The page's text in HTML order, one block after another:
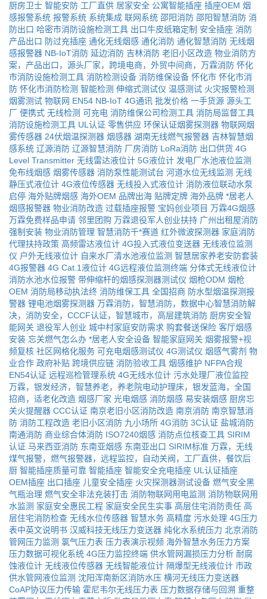
厨房卫士 智能安防 工厂直供 居家安全 公寓智能插座 插座OEM 烟
感报警系统 报警系统 系统集成 联网系统 邵阳消防 邵阳智慧消防 消
防出口 哈密市消防设施检测工具 出口牛皮纸箱定制 安全插座 消防
产品出口 防过充插座 通化无线烟感 通化消防 通化智慧消防 无线烟
感报警器 NB-IoT消防 延边消防 吉林消防 老旧小区改造 物业消防方
案，产品出口，源头厂家，跨境电商，外贸中间商，万霖消防 怀化
市消防设施检测工具 消防检测设备 消防维保设备 怀化市 怀化市消
防 怀化市消防检测 智能检测 伸缩式测试仪 温感测试 火灾报警检测
烟雾测试 物联网 EN54 NB-IoT 4G通讯 批发价格 一手货源 源头工
厂 便携式 无线检测 可充电 消防维保公司检测工具 消防局监督工具
消防设施检测工具 UL认证 零售供应 环保认证烟雾探测器 物联网烟
雾传感器 24伏烟温探测器 烟感器 湖南无线燃气报警器 吉林智慧烟
感系统 辽源消防 辽源智慧消防 厂房消防 LoRa消防 出口供货 4G
Level Transmitter 无线雷达液位计 5G液位计 发电厂水池液位监测
免布线烟感 烟雾传感器 消防泵性能测试台 河道水位无线监测 无线
静压式液位计 4G液位传感器 无线投入式液位计 消防液位联动水泵
启停 海外贴牌烟感 海外OEM 品牌出海 贴牌定牌 海外品牌 *居老人
烟感报警器 物业消防改造 过载插座报警 宝妈创业项目 万霖4G烟感
万霖免费样品申请 邻里团购 万霖退役军人创业扶持 广州出租屋消防
强制安装 物业消防管理 智慧消防千*赛道 红外微波探测器 家庭消防
代理扶持政策 高频雷达液位计 4G投入式液位变送器 无线液位监测
仪 户外无线液位计 自来水厂清水池液位监测 智慧居家养老安防套装
4G报警器 4G Cat.1液位计 4G远程液位监测终端 分体式无线液位计
消防水池水位报警 带伸缩杆的烟感探测器测试仪 烟枪ODM 烟枪
OEM 消防局移动执法终 消防维保工具 全国招商 防水型烟温探测报
警器 锂电池烟雾探测器 万霖消防，智慧消防，数据中心智慧消防解
决，消防安全，CCCF认证，智慧城市，高层建筑消防 厨房安全智
能网关 退役军人创业 城中村家庭安防需求 购套餐送保险 客厅烟感
安装 忘关燃气怎么办 *居老人安全设备 智能家庭网关 烟雾报警+视
频复核 社区网格化服务 可充电烟感测试仪 4G测试仪 烟感气雾剂 物
业合作 政府补贴 跨境供应链 消防验收工具 烟感维护 NFPA合规
EN54认证 远程巡检管理系统 4G无线水位计 污水处理厂液位监控
万霖，银发经济，智慧养老，养老院电动护理床，银发蓝海，全国
招商，适老化改造 烟感厂家 光电烟感 消防烟感 易安装烟感 厨房忘
关火提醒器 CCC认证 南京老旧小区消防改造 南京消防 南京智慧消
防 消防工程改造 老旧小区消防 九小场所 4G消防 3C认证 盐城消防
南通消防 商业综合体消防 ISO7240烟感 消防点位核查工具 SIRIM
认证 马来西亚消防 东南亚烟感 东南亚出口 SIRIM标准 万霖，无线
煤气报警，燃气报警器，远程监控，自动关阀，工厂直供，餐饮后
厨 智能插座质量可靠 智能插座 智能安全充电插座 UL认证插座
OEM插座 出口插座 儿童安全插座 火灾探测器测试设备 燃气安全黑
气瓶治理 燃气安全非法充装打击 消防物联网用电监测 消防物联网用
水监测 家庭安全惠民工程 家庭安全民生实事 高层住宅消防责任 高
层住宅消防检查 无线水位传感器 智慧水务 高精度 污水处理 4G压力
表中英文说明书 汉威科技无线压力变送器 纯化水系统压力 北京消防
管网压力监测 氯气压力表 压力表演示视频 海外智慧水务压力方案
压力数据可视化系统 4G压力监控终端 供水管网漏损压力分析 耐腐
蚀液位计 无线液位传感器 无线智能液位计 隔爆型无线液位计 市政
供水管网液位监测 沈阳浑南新区消防水压 横河无线压力变送器
CoAP协议压力传输 霍尼韦尔无线压力表 压力数据存储与回溯 重整